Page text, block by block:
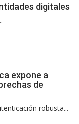
digitales
expone a
de
robusta...